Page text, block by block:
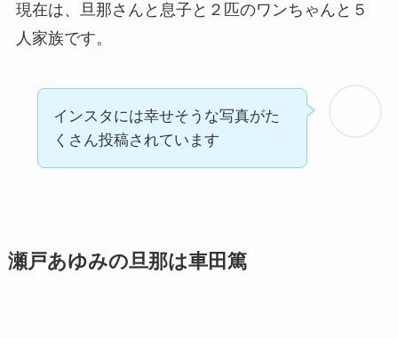
現在は、旦那さんと息子と２匹のワンちゃんと５
人家族です。
インスタには幸せそうな写真がた
くさん投稿されています
瀬戸あゆみの旦那は車田篤